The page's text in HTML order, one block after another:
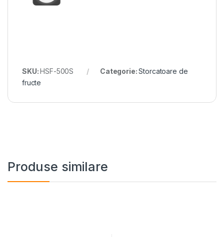
SKU:HSF-500S Categorie:Storcatoare de
fructe
Produse similare